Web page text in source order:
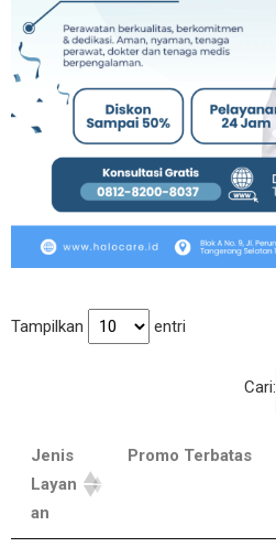
Tampilkan entri
Cari:
Jenis
Layan
an
Promo Terbatas